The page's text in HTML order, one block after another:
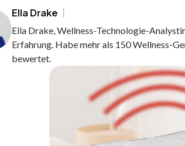
Ella Drake
Ella Drake, Wellness-Technologie-
Erfahrung. Habe mehr als 150 Wellness-
bewertet.